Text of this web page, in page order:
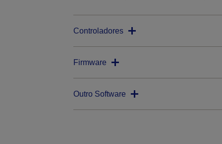
Controladores
Firmware
Outro Software